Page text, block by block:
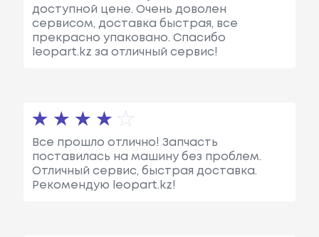
доступной цене. Очень доволен
сервисом, доставка быстрая, все
прекрасно упаковано. Спасибо
leopart.kz за отличный сервис!
Все прошло отлично! Запчасть
поставилась на машину без проблем.
Отличный сервис, быстрая доставка.
Рекомендую leopart.kz!